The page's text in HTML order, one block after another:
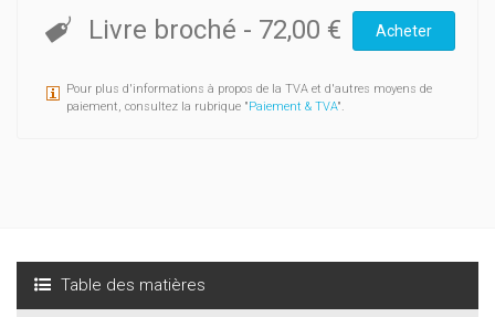
Livre broché - 72,00 € Acheter
Pour plus d'informations à propos de la TVA et d'autres moyens de
paiement, consultez la rubrique "Paiement & TVA".
Table des matières